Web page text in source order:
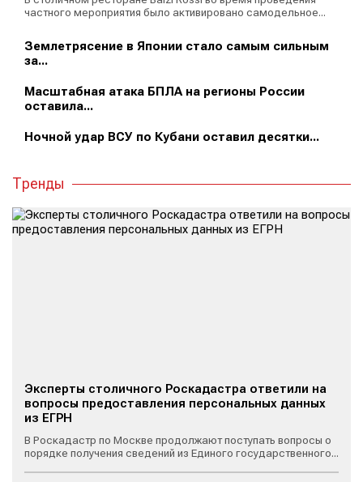
частного мероприятия было активировано самодельное...
Землетрясение в Японии стало самым сильным
за...
Масштабная атака БПЛА на регионы России
оставила...
Ночной удар ВСУ по Кубани оставил десятки...
Тренды
Эксперты столичного Роскадастра ответили на
вопросы предоставления персональных данных
из ЕГРН
В Роскадастр по Москве продолжают поступать вопросы о
порядке получения сведений из Единого государственного...